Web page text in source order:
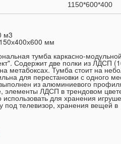
1150*600*400
м3
мм
тумба каркасно-модульной
Содержит две полки из ЛДСП
метабоксах. Тумба стоит на
для перестановки с одного
из алюминиевого
элементы ЛДСП в трендовом
для хранения
под телевизор, хранения вещей в